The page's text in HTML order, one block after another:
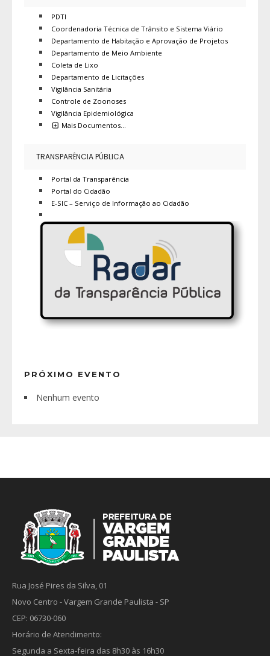
PDTI
Coordenadoria Técnica de Trânsito e Sistema Viário
Departamento de Habitação e Aprovação de Projetos
Departamento de Meio Ambiente
Coleta de Lixo
Departamento de Licitações
Vigilância Sanitária
Controle de Zoonoses
Vigilância Epidemiológica
Mais Documentos…
TRANSPARÊNCIA PÚBLICA
Portal da Transparência
Portal do Cidadão
E-SIC – Serviço de Informação ao Cidadão
PRÓXIMO EVENTO
Nenhum evento
Rua José Pires da Silva, 01
Novo Centro - Vargem Grande Paulista - SP
CEP: 06730-060
Horário de Atendimento:
Segunda a Sexta-feira das 8h30 às 16h30